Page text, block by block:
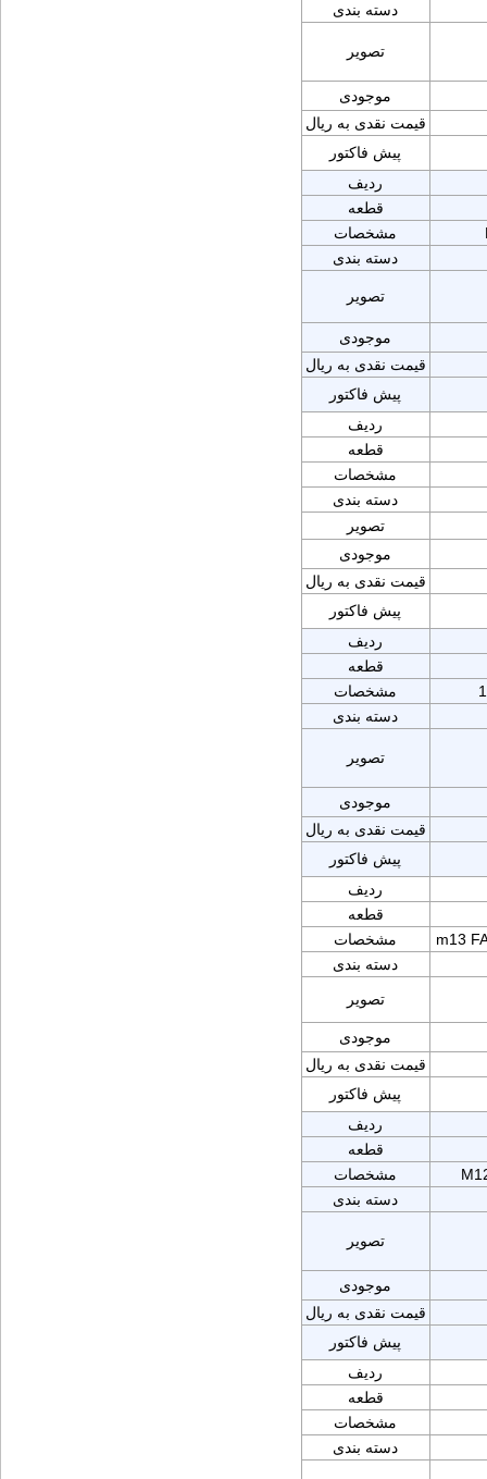
دسته بندی
تصویر
موجودی
قیمت نقدی به ریال
پیش فاکتور
ردیف
قطعه
مشخصات
دسته بندی
تصویر
موجودی
قیمت نقدی به ریال
پیش فاکتور
ردیف
قطعه
مشخصات
دسته بندی
تصویر
موجودی
قیمت نقدی به ریال
پیش فاکتور
ردیف
قطعه
مشخصات
دسته بندی
تصویر
موجودی
قیمت نقدی به ریال
پیش فاکتور
ردیف
قطعه
مشخصات
m13
دسته بندی
تصویر
موجودی
قیمت نقدی به ریال
پیش فاکتور
ردیف
قطعه
مشخصات
دسته بندی
تصویر
موجودی
قیمت نقدی به ریال
پیش فاکتور
ردیف
قطعه
مشخصات
دسته بندی